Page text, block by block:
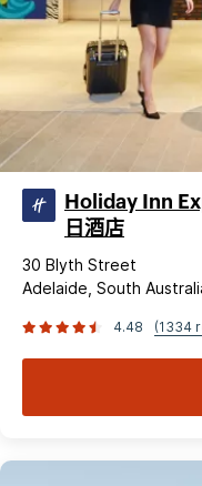
Holiday Inn
日酒店
30 Blyth Street
Adelaide, South
4.48 (1334